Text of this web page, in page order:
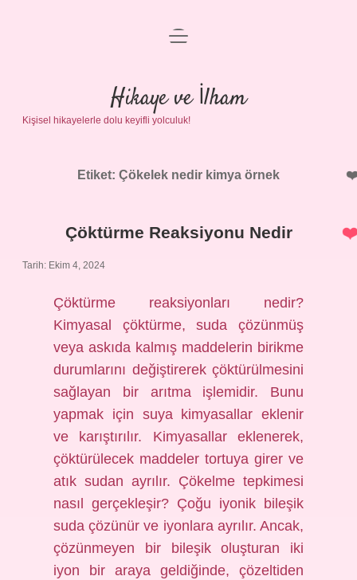
Anasayfa
Gizlilik Politikası
Yasal Uyarı
menüyü
Hikaye ve İlham
Kişisel hikayelerle dolu keyifli yolculuk!
Etiket: Çökelek nedir kimya örnek
Çöktürme Reaksiyonu Nedir
Tarih: Ekim 4, 2024
Çöktürme reaksiyonları nedir?
Kimyasal çöktürme, suda çözünmüş
veya askıda kalmış maddelerin birikme
durumlarını değiştirerek çöktürülmesini
sağlayan bir arıtma işlemidir. Bunu
yapmak için suya kimyasallar eklenir
ve karıştırılır. Kimyasallar eklenerek,
çöktürülecek maddeler tortuya girer ve
atık sudan ayrılır. Çökelme tepkimesi
nasıl gerçekleşir? Çoğu iyonik bileşik
suda çözünür ve iyonlara ayrılır. Ancak,
çözünmeyen bir bileşik oluşturan iki
iyon bir araya geldiğinde, çözeltiden